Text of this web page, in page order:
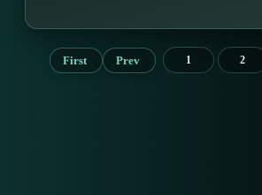
First Prev 1 2